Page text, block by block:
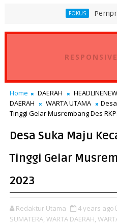
Pemprov DKI Tindak
Home DAERAH
DAERAH
WARTA UTAMA
Tinggi Gelar Musrembang Des
Desa Suka Maju
Tinggi Gelar
2023
Redaktur Utama 4 years ago
SUMATERA, WARTA DAERAH,